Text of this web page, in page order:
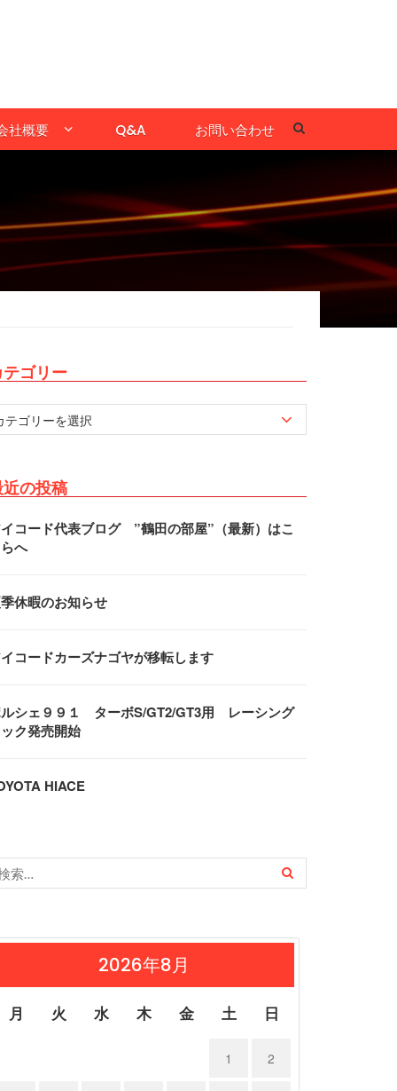
社概要 Q&A お問い合わせ
ゴリー
の投稿
コード代表ブログ ”鶴田の部屋”（最新）はこ
へ
休暇のお知らせ
コードカーズナゴヤが移転します
シェ９９１ ターボS/GT2/GT3用 レーシング
ク発売開始
HIACE
2026年8月
月 火 水 木 金 土 日
1 2